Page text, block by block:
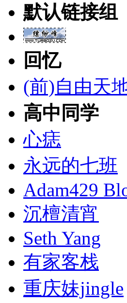
默认链接组
回忆
(前)自由天
高中同学
心痣
永远的七班
Adam429
沉檀清宵
Seth Yang
有家客栈
重庆妹jingle